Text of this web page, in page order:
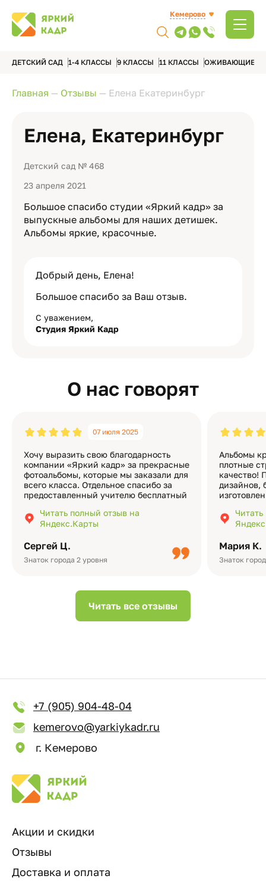
Кемерово
ДЕТСКИЙ САД 1-4 КЛАССЫ 9 КЛАССЫ 11 КЛАССЫ ОЖИВАЮЩИЕ
Главная — Отзывы — Елена Екатеринбург
Елена, Екатеринбург
Детский сад № 468
23 апреля 2021
Большое спасибо студии «Яркий кадр» за
выпускные альбомы для наших детишек.
Альбомы яркие, красочные.
Добрый день, Елена!
Большое спасибо за Ваш отзыв.
С уважением,
Студия Яркий Кадр
О нас говорят
Сергей Ц.
Знаток города 2 уровня
07 июля 2025
Хочу выразить свою благодарность
компании «Яркий кадр» за прекрасные
фотоальбомы, которые мы заказали для
всего класса. Отдельное спасибо за
предоставленный учителю бесплатный
подчёркивает значимость события.
Качество альбомов на высшем уровне:
Читать полный отзыв на
Яндекс.Карты
Мария К.
Знаток
Альбомы
плотные
качество!
дизайнов,
добавить
видео с
Читать все отзывы
+7 (905) 904-48-04
kemerovo@yarkiykadr.ru
г. Кемерово
Акции и скидки
Отзывы
Доставка и оплата